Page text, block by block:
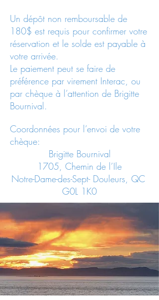
Un dépôt non remboursable de
180$ est requis pour confirmer votre
réservation et le solde est payable à
votre arrivée.
Le paiement peut se faire de
préférence par virement Interac, ou
par chèque à l’attention de Brigitte
Bournival.
Coordonnées pour l’envoi de votre
chèque:
Brigitte Bournival
1705, Chemin de l’Ile
Notre-Dame-des-Sept- Douleurs, QC
G0L 1K0